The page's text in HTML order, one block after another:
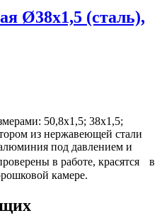
Ø38х1,5 (сталь),
50,8х1,5; 38х1,5;
из нержавеющей стали
под давлением и
в работе, красятся в
камере.